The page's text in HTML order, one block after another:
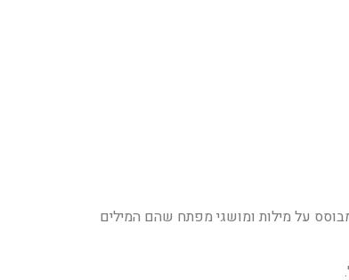
על מילות ומושגי מפתח שהם המילים